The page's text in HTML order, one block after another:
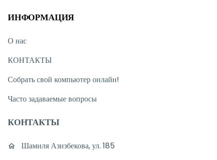
ИНФОРМАЦИЯ
О нас
КОНТАКТЫ
Собрать свой компьютер онлайн!
Часто задаваемые вопросы
КОНТАКТЫ
Шамиля Азизбекова, ул. 185